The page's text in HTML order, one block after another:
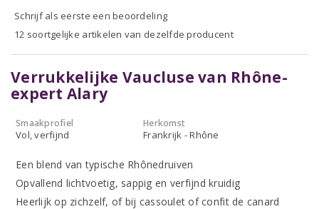
Schrijf als eerste een beoordeling
12 soortgelijke artikelen van dezelfde producent
Verrukkelijke Vaucluse van Rhône-
expert Alary
Smaakprofiel
Vol, verfijnd
Herkomst
Frankrijk - Rhône
Een blend van typische Rhônedruiven
Opvallend lichtvoetig, sappig en verfijnd kruidig
Heerlijk op zichzelf, of bij cassoulet of confit de canard